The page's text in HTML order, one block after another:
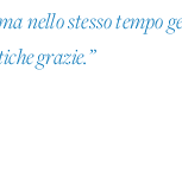
nello stesso tempo
grazie.”